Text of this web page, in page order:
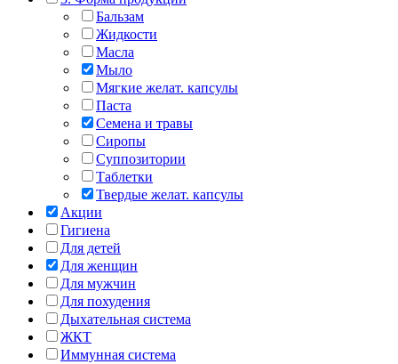
Бальзам
Жидкости
Масла
Мыло
Мягкие желат. капсулы
Паста
Семена и травы
Сиропы
Суппозитории
Таблетки
Твердые желат. капсулы
Акции
Гигиена
Для детей
Для женщин
Для мужчин
Для похудения
Дыхательная система
ЖКТ
Иммунная система